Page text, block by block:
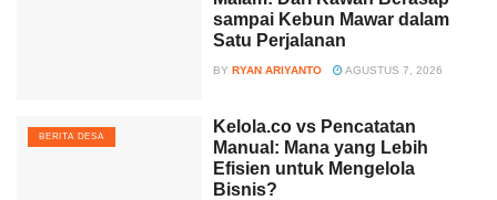
sampai Kebun Mawar dalam
Satu Perjalanan
BY RYAN ARIYANTO AGUSTUS 7, 2026
BERITA DESA
Kelola.co vs Pencatatan
Manual: Mana yang Lebih
Efisien untuk Mengelola
Bisnis?